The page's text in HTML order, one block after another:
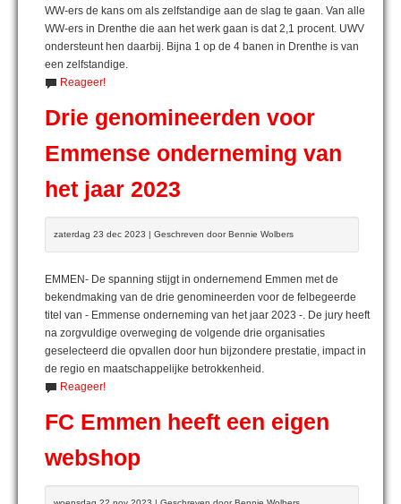
WW-ers de kans om als zelfstandige aan de slag te gaan. Van alle
WW-ers in Drenthe die aan het werk gaan is dat 2,1 procent. UWV
ondersteunt hen daarbij. Bijna 1 op de 4 banen in Drenthe is van
een zelfstandige.
Reageer!
Drie genomineerden voor
Emmense onderneming van
het jaar 2023
zaterdag 23 dec 2023 | Geschreven door Bennie Wolbers
EMMEN- De spanning stijgt in ondernemend Emmen met de
bekendmaking van de drie genomineerden voor de felbegeerde
titel van - Emmense onderneming van het jaar 2023 -. De jury heeft
na zorgvuldige overweging de volgende drie organisaties
geselecteerd die opvallen door hun bijzondere prestatie, impact in
de regio en maatschappelijke betrokkenheid.
Reageer!
FC Emmen heeft een eigen
webshop